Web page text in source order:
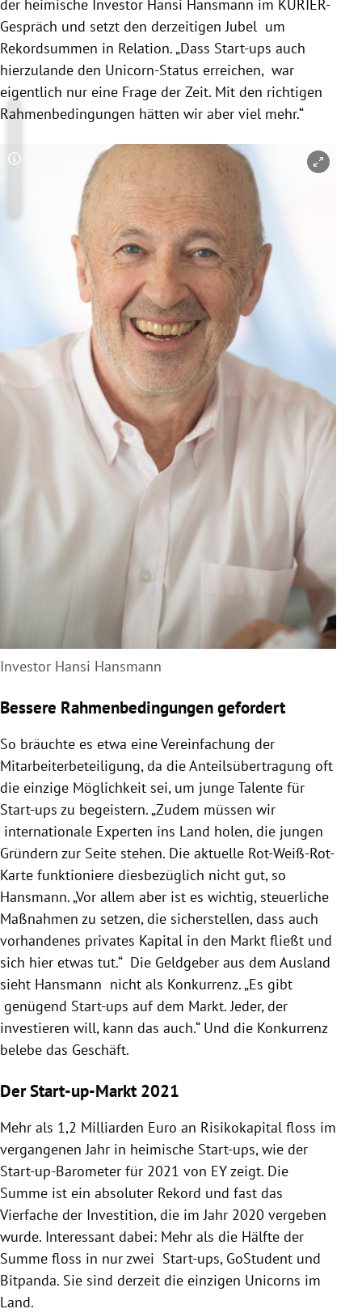
der heimische Investor Hansi Hansmann im KURIER-
Gespräch und setzt den derzeitigen Jubel um
Rekordsummen in Relation. „Dass Start-ups auch
hierzulande den Unicorn-Status erreichen, war
eigentlich nur eine Frage der Zeit. Mit den richtigen
Rahmenbedingungen hätten wir aber viel mehr.“
Copyright-Hinweis öffnen/schließen
Investor Hansi Hansmann
Bessere Rahmenbedingungen gefordert
So bräuchte es etwa eine Vereinfachung der
Mitarbeiterbeteiligung, da die Anteilsübertragung oft
die einzige Möglichkeit sei, um junge Talente für
Start-ups zu begeistern. „Zudem müssen wir
internationale Experten ins Land holen, die jungen
Gründern zur Seite stehen. Die aktuelle Rot-Weiß-Rot-
Karte funktioniere diesbezüglich nicht gut, so
Hansmann. „Vor allem aber ist es wichtig, steuerliche
Maßnahmen zu setzen, die sicherstellen, dass auch
vorhandenes privates Kapital in den Markt fließt und
sich hier etwas tut.“ Die Geldgeber aus dem Ausland
sieht Hansmann nicht als Konkurrenz. „Es gibt
genügend Start-ups auf dem Markt. Jeder, der
investieren will, kann das auch.“ Und die Konkurrenz
belebe das Geschäft.
Der Start-up-Markt 2021
Mehr als 1,2 Milliarden Euro an Risikokapital floss im
vergangenen Jahr in heimische Start-ups, wie der
Start-up-Barometer für 2021 von EY zeigt. Die
Summe ist ein absoluter Rekord und fast das
Vierfache der Investition, die im Jahr 2020 vergeben
wurde. Interessant dabei: Mehr als die Hälfte der
Summe floss in nur zwei Start-ups, GoStudent und
Bitpanda. Sie sind derzeit die einzigen Unicorns im
Land.